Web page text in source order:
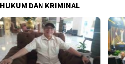
HUKUM DAN KRIMINAL